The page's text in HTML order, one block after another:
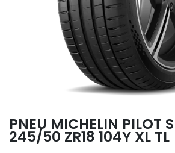
PNEU MICHELIN PILOT
245/50 ZR18 104Y XL TL